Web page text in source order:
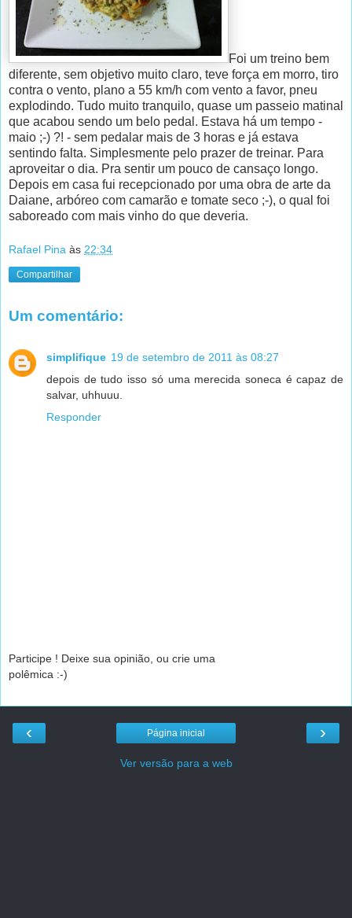
Foi um treino bem
diferente, sem objetivo muito claro, teve força em morro, tiro
contra o vento, plano a 55 km/h com vento a favor, pneu
explodindo. Tudo muito tranquilo, quase um passeio matinal
que acabou sendo um belo pedal. Estava há um tempo -
maio ;-) ?! - sem pedalar mais de 3 horas e já estava
sentindo falta. Simplesmente pelo prazer de treinar. Para
aproveitar o dia. Pra sentir um pouco de cansaço longo.
Depois em casa fui recepcionado por uma obra de arte da
Daiane, arbóreo com camarão e tomate seco ;-), o qual foi
saboreado com mais vinho do que deveria.
Rafael Pina às 22:34
Compartilhar
Um comentário:
simplifique 19 de setembro de 2011 às 08:27
depois de tudo isso só uma merecida soneca é capaz de
salvar, uhhuuu.
Responder
Participe ! Deixe sua opinião, ou crie uma
polêmica :-)
‹ ›
Página inicial
Ver versão para a web